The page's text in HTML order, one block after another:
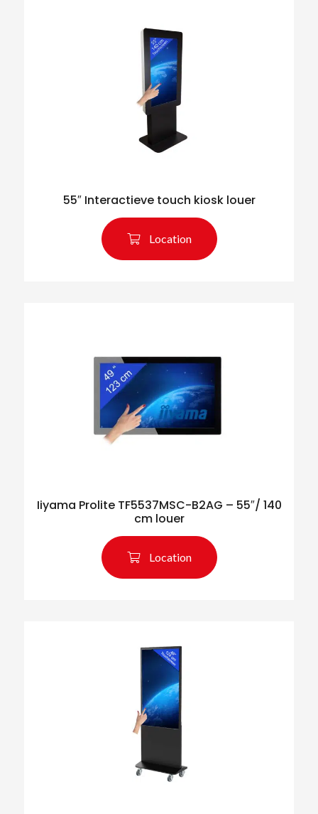
55″ Interactieve touch kiosk louer
Location
Iiyama Prolite TF5537MSC-B2AG – 55″/ 140
cm louer
Location